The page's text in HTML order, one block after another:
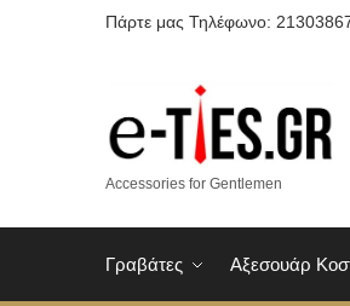
Πάρτε μας Τηλέφωνο:
Accessories for Gentlemen
Γραβάτες Αξεσουάρ